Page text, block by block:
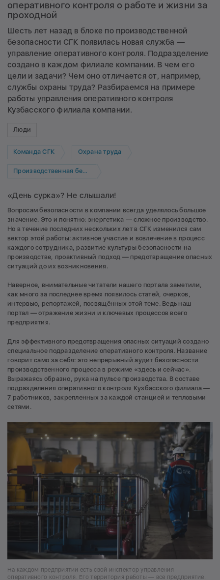
оперативного контроля о работе и жизни за
проходной
Шесть лет назад в блоке по производственной
безопасности СГК появилась новая служба —
управление оперативного контроля. Подразделение
создано в каждом филиале компании. В чем его
цели и задачи? Чем оно отличается от, например,
службы охраны труда? Разбираемся на примере
работы управления оперативного контроля
Кузбасского филиала компании.
Люди
Команда СГК Охрана труда
Производственная безопасность
«День сурка»? Не слышали!
Вопросам безопасности в компании всегда уделялось большое
значение. Это и понятно: энергетика — сложное производство.
Но в течение последних нескольких лет в СГК изменился сам
вектор этой работы: активное участие и вовлечение в процесс
каждого сотрудника, развитие культуры безопасности на
производстве, проактивный подход — предотвращение опасных
ситуаций до их возникновения.
Наверное, внимательные читатели нашего портала заметили,
как много за последнее время появилось статей, очерков,
интервью, репортажей, посвящённых этой теме. Ведь наш
портал — отражение жизни и ключевых процессов всего
предприятия.
Для эффективного предотвращения опасных ситуаций создано
специальное подразделение оперативного контроля. Название
говорит само за себя: это непрерывный аудит безопасности
производственного процесса в режиме «здесь и сейчас».
Выражаясь образно, рука на пульсе производства. В составе
подразделения оперативного контроля Кузбасского филиала —
7 работников, закрепленных за каждой станцией и тепловыми
сетями.
На каждом предприятии есть свой инспектор управления
оперативного контроля. Его территория работы — все предприятие.